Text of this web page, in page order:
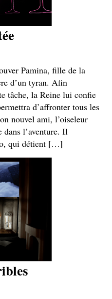
Pamina, fille de la
d’un tyran. Afin
tâche, la Reine lui confie
d’affronter tous les
nouvel ami, l’oiseleur
dans l’aventure. Il
qui détient […]